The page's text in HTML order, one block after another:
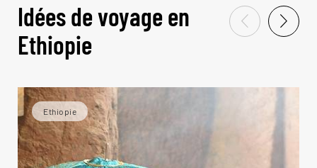
Idées de voyage en
Ethiopie
Ethiopie